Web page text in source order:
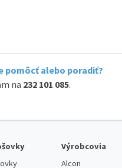
pomôcť alebo poradiť?
na 232 101 085.
Výrobcovia
Alcon